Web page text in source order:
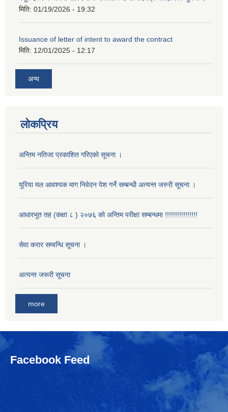
मिति: 01/19/2026 - 19:32
Issuance of letter of intent to award the contract
मिति: 12/01/2025 - 12:17
अन्य
लोकप्रिय
अन्तिम नतिजा प्रकाशित गरिएको सूचना ।
यूरिया मल आवश्यक माग निवेदन पेश गर्ने सम्बन्धी अत्यन्त जरुरी सूचना ।
आधारभूत तह (कक्षा ८ ) २०७६ को अन्तिम परीक्षा सम्बन्धमा !!!!!!!!!!!!!!!!
सेवा करार सम्वन्धि सूचना ।
अत्यन्त जरूरी सूचना
more
Facebook Feed